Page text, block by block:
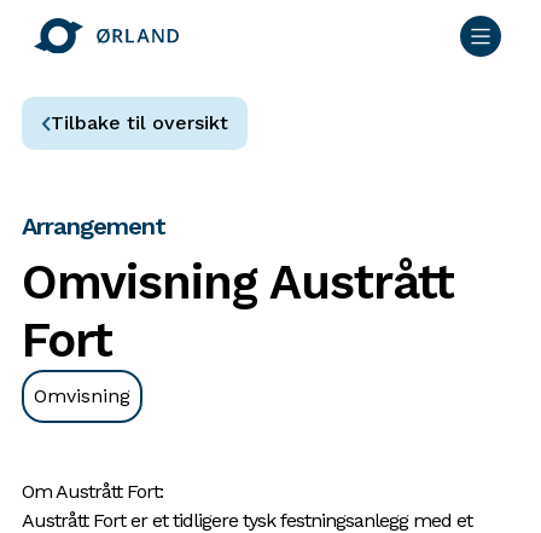
Tilbake til oversikt
Arrangement
Omvisning Austrått
Fort
Omvisning
Om Austrått Fort:
Austrått Fort er et tidligere tysk festningsanlegg med et